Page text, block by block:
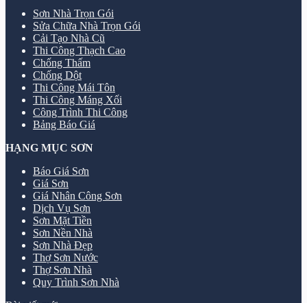
Sơn Nhà Trọn Gói
Sửa Chữa Nhà Trọn Gói
Cải Tạo Nhà Cũ
Thi Công Thạch Cao
Chống Thấm
Chống Dột
Thi Công Mái Tôn
Thi Công Máng Xối
Công Trình Thi Công
Bảng Báo Giá
HẠNG MỤC SƠN
Báo Giá Sơn
Giá Sơn
Giá Nhân Công Sơn
Dịch Vụ Sơn
Sơn Mặt Tiền
Sơn Nền Nhà
Sơn Nhà Đẹp
Thợ Sơn Nước
Thợ Sơn Nhà
Quy Trình Sơn Nhà